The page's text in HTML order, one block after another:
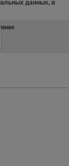
данных, в